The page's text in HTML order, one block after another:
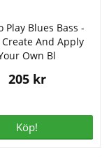
Play Blues Bass -
Create And Apply
Own Bl
205 kr
Köp!